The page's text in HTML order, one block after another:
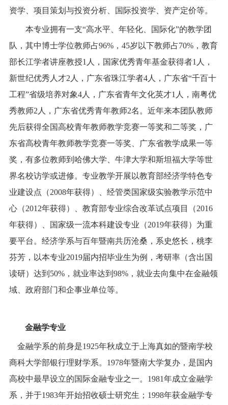
资学、项目策划与投资分析、国际投资学、资产定价等。
本专业拥有一支“高水平、年轻化、国际化”的教学团
队，其中博士学位教师占96%， 45岁以下教师占70%，教育
部长江学者讲座教授1 人，国家优秀青年基金获得者1 人，
新世纪优秀人才2 人，广东省珠江学者4人，广东省“千百十
工程”省级培养对象4人，广东省青年文化英才1 人，南粤优
秀教师2 人，广东省优秀青年教师2名。近年来本团队教师
先后获得全国高校青年教师教学竞赛一等奖和二等奖，广
东省高校青年教师教学竞赛一等奖、广东省教学成果一等
奖，有多位教师到哈佛大学、牛津大学和斯坦福大学等世
界名校访学或进修。 专业教学开展以教育部经济学特色专
业建设点（2008年获得）、经管类国家级实验教学示范中
心（2012年获得）、教育部专业综合改革试点项目（2016
年获得）
、国家级一流本科建设专业（2019年获得） 为重
要平台。经济学系与百年暨南共历沧桑，系史悠长，桃李
芬芳，以本专业2019届内招毕业生为例，考研率（含出国
读研）达到 50%，就业率达到 98%，就业去向集中在金融领
域、政府部门和企事业单位等。
金融学专业
金融学系的前身是1925年秋成立于上海真如的暨南学校
商科大学部银行理财学系。 1978年暨南大学复办，是国内
高校中最早设立的国际金融专业之一。 1981年成立金融学
系，并于1983年开始招收硕士研究生； 1998年获金融学专